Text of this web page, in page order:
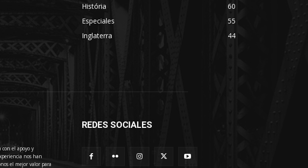
História
60
Especiales
55
Inglaterra
44
con el apoyo y
nos han
el mejor valor para
REDES SOCIALES